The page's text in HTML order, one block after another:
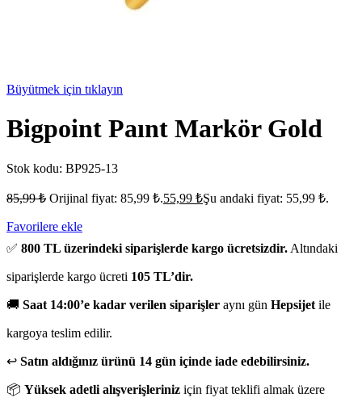
Büyütmek için tıklayın
Bigpoint Paınt Markör Gold
Stok kodu: BP925-13
85,99₺ Orijinal fiyat: 85,99 ₺.55,99 ₺Şu andaki fiyat: 55,99 ₺.
Favorilere ekle
✅ 800 TL üzerindeki siparişlerde kargo ücretsizdir. Altındaki
siparişlerde kargo ücreti 105 TL’dir.
🚚 Saat 14:00’e kadar verilen siparişler aynı gün Hepsijet ile
kargoya teslim edilir.
↩️ Satın aldığınız ürünü 14 gün içinde iade edebilirsiniz.
📦 Yüksek adetli alışverişleriniz için fiyat teklifi almak üzere